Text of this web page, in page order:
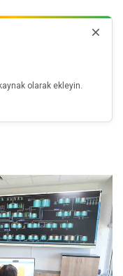
olarak ekleyin.